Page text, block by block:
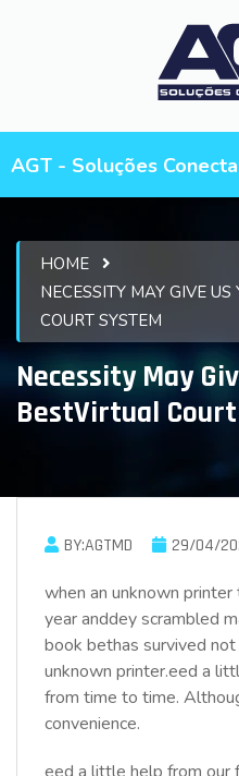
HOME
NECESSITY MAY GIVE
COURT SYSTEM
Necessity May
BestVirtual
BY:AGTMD 29/04/
when an unknown
year anddey scrambled
book bethas survived
unknown printer.eed a
from time to time.
convenience.